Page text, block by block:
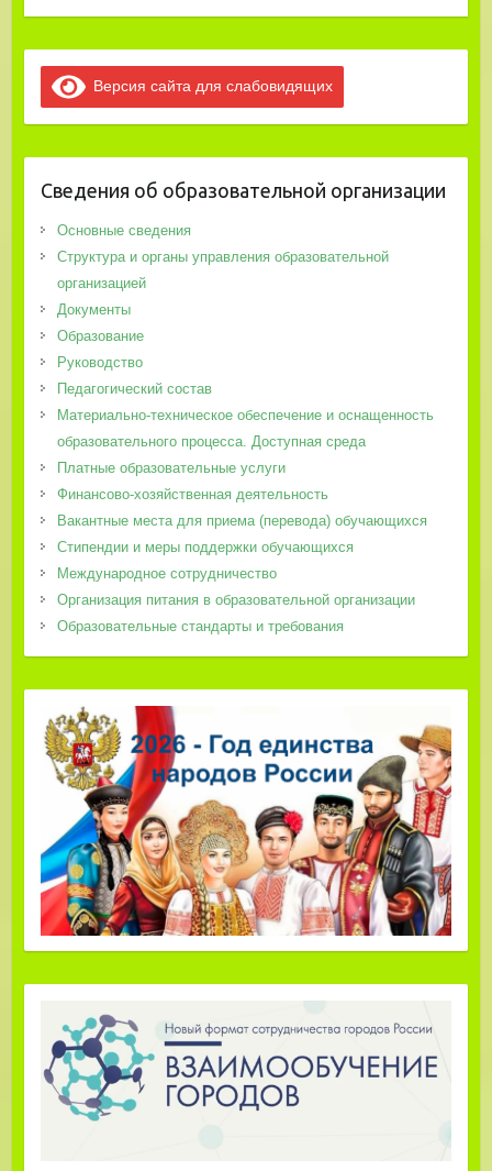
Версия сайта для слабовидящих
Сведения об образовательной организации
Основные сведения
Структура и органы управления образовательной
организацией
Документы
Образование
Руководство
Педагогический состав
Материально-техническое обеспечение и оснащенность
образовательного процесса. Доступная среда
Платные образовательные услуги
Финансово-хозяйственная деятельность
Вакантные места для приема (перевода) обучающихся
Стипендии и меры поддержки обучающихся
Международное сотрудничество
Организация питания в образовательной организации
Образовательные стандарты и требования